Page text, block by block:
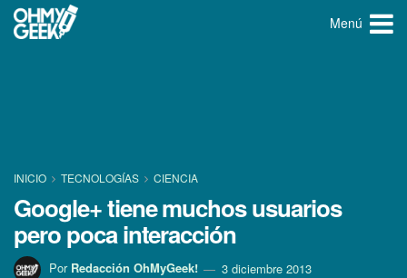
Menú
INICIO TECNOLOGÍ­AS CIENCIA
Google+ tiene muchos usuarios
pero poca interacción
Por Redacción OhMyGeek! 3 diciembre 2013